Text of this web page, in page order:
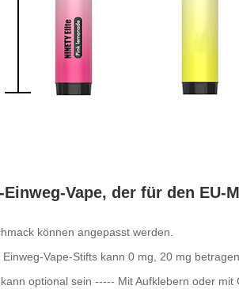
Einweg-Vape, der für den EU-
können angepasst werden.
Vape-Stifts kann 0 mg, 20 mg
optional sein ----- Mit Aufklebern oder mit